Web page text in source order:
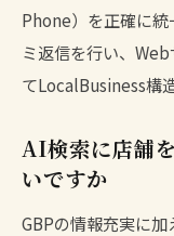
Phone）を正確に統
ミ返信を行い、
てLocalBusiness構
AI検索に店舗
いですか
GBPの情報充実に